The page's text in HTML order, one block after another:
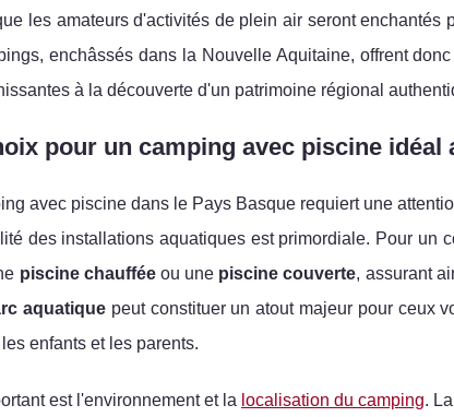
les amateurs d'activités de plein air seront enchantés
enchâssés dans la Nouvelle Aquitaine, offrent
à la découverte d'un patrimoine régional
pour un camping avec piscine idéal
avec piscine dans le Pays Basque requiert une
des installations aquatiques est primordiale. Pour un
piscine chaufféeou une piscine couverte, assurant
aquatique peut constituer un atout majeur pour ceux
enfants et les parents.
est l'environnement et la localisation du camping.